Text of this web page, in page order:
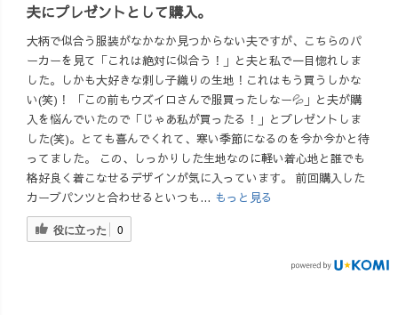
夫にプレゼントとして購入。
大柄で似合う服装がなかなか見つからない夫ですが、こちらのパ
ーカーを見て「これは絶対に似合う！」と夫と私で一目惚れしま
した。しかも大好きな刺し子織りの生地！これはもう買うしかな
い(笑)！ 「この前もウズイロさんで服買ったしなー💦」と夫が購
入を悩んでいたので「じゃあ私が買ったる！」とプレゼントしま
した(笑)。とても喜んでくれて、寒い季節になるのを今か今かと待
ってました。 この、しっかりした生地なのに軽い着心地と誰でも
格好良く着こなせるデザインが気に入っています。 前回購入した
カーブパンツと合わせるといつも... もっと見る
役に立った
0